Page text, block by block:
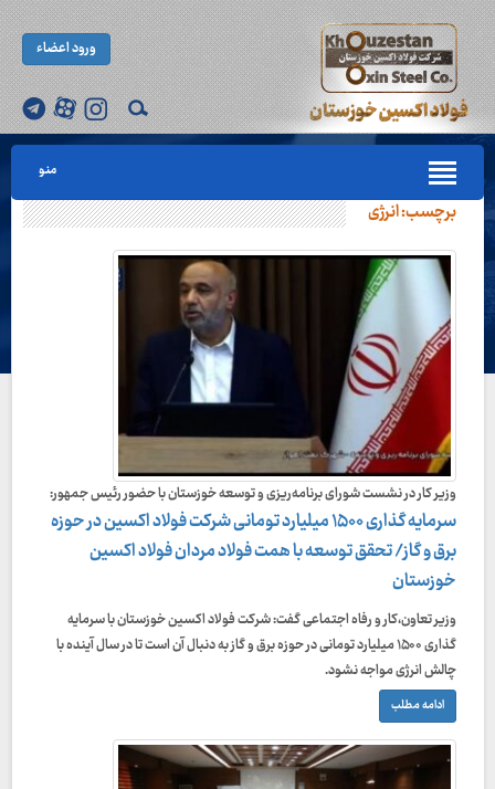
ورود اعضاء
منو
برچسب:انرژی
وزیر کار در نشست شورای برنامه‌ریزی و توسعه خوزستان با حضور رئیس جمهور:
سرمایه گذاری ۱۵۰۰ میلیارد تومانی شرکت فولاد اکسین در حوزه
برق و گاز/ تحقق توسعه با همت فولاد مردان فولاد اکسین
خوزستان
وزیر تعاون،کار و رفاه اجتماعی گفت: شرکت فولاد اکسین خوزستان با سرمایه
گذاری ۱۵۰۰ میلیارد تومانی در حوزه برق و گاز به دنبال آن است تا در سال آینده با
چالش انرژی مواجه نشود.
ادامه مطلب